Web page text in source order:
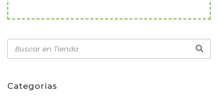
Categorias